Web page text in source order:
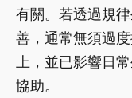
有關。若透過規
善，通常無須過
上，並已影響日
協助。